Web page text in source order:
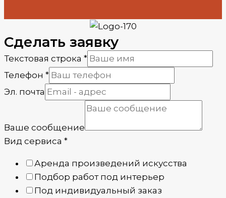
Сделать заявку
Текстовая строка *
Телефон *
Эл. почта
Ваше сообщение
Вид сервиса *
Аренда произведений искусства
Подбор работ под интерьер
Под индивидуальный заказ